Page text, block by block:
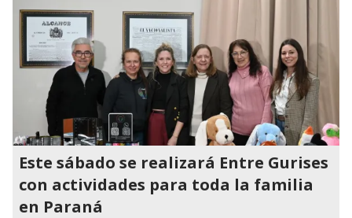
Este sábado se realizará Entre Gurises
con actividades para toda la familia
en Paraná